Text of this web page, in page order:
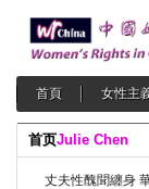
首頁 女性主
首页Julie Chen
丈夫性醜聞纏身